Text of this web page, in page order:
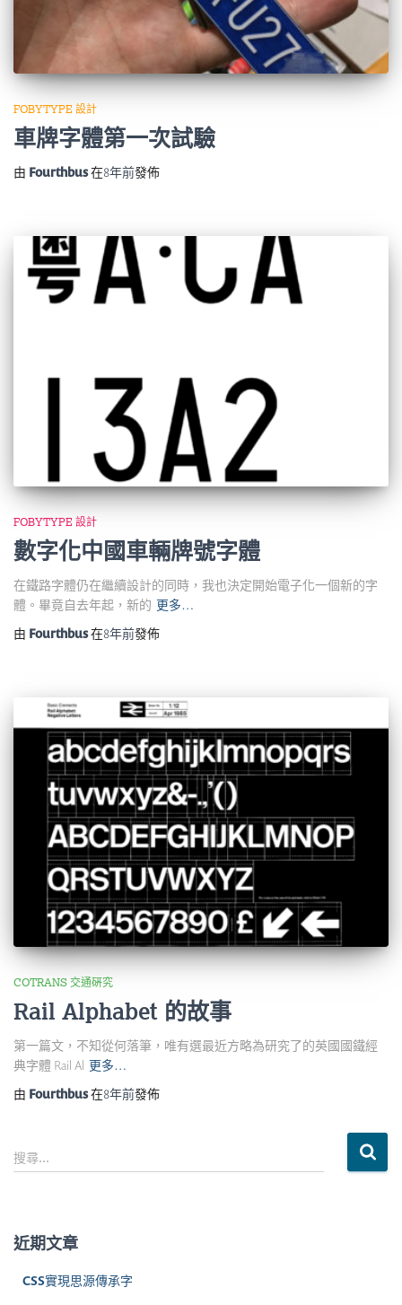
FOBYTYPE 設計
車牌字體第一次試驗
由 Fourthbus在8年前發佈
FOBYTYPE 設計
數字化中國車輛牌號字體
在鐵路字體仍在繼續設計的同時，我也決定開始電子化一個新的字
體。畢竟自去年起，新的 更多…
由 Fourthbus在8年前發佈
COTRANS 交通硏究
Rail Alphabet 的故事
第一篇文，不知從何落筆，唯有選最近方略為研究了的英國國鐵經
典字體 Rail Al 更多…
由 Fourthbus在8年前發佈
搜
尋
:
搜尋...
近期文章
CSS實現思源傳承字